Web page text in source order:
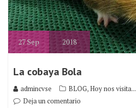
27Sep 2018
La cobaya Bola
admincvse BLOG,Hoy nos visita...
Deja un comentario